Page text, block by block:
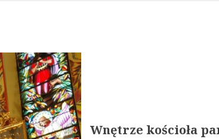
Wnętrze kościoła